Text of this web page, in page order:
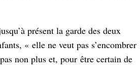
présent la garde des deux
« elle ne veut pas s’encombrer
non plus et, pour être certain de